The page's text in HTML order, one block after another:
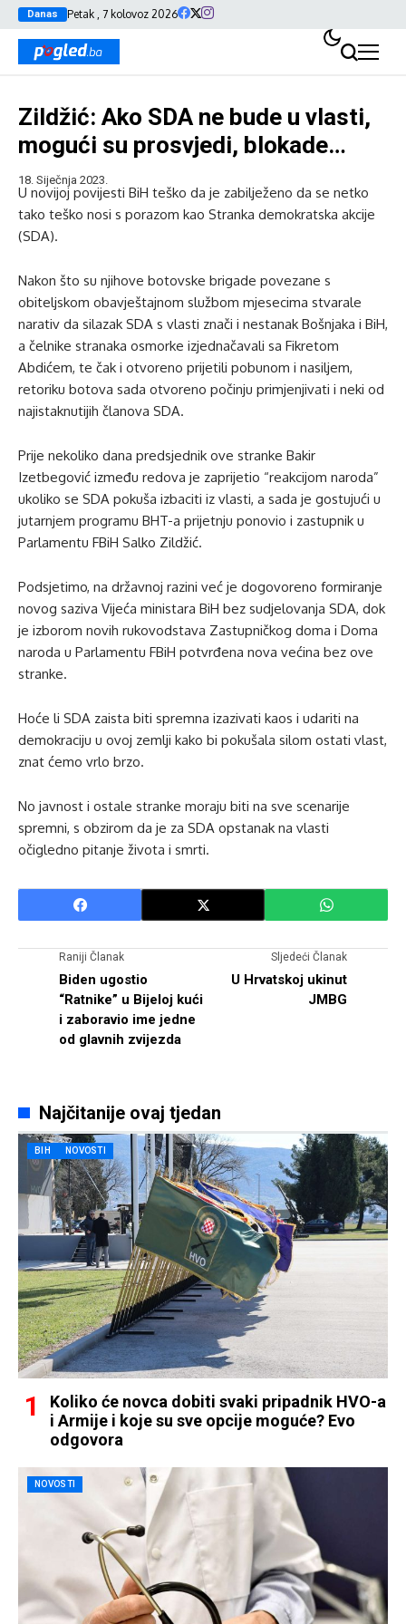
Danas Petak , 7 kolovoz 2026
Zildžić: Ako SDA ne bude u vlasti,
mogući su prosvjedi, blokade…
18. Siječnja 2023.
U novijoj povijesti BiH teško da je zabilježeno da se netko
tako teško nosi s porazom kao Stranka demokratska akcije
(SDA).
Nakon što su njihove botovske brigade povezane s
obiteljskom obavještajnom službom mjesecima stvarale
narativ da silazak SDA s vlasti znači i nestanak Bošnjaka i BiH,
a čelnike stranaka osmorke izjednačavali sa Fikretom
Abdićem, te čak i otvoreno prijetili pobunom i nasiljem,
retoriku botova sada otvoreno počinju primjenjivati i neki od
najistaknutijih članova SDA.
Prije nekoliko dana predsjednik ove stranke Bakir
Izetbegović između redova je zaprijetio “reakcijom naroda”
ukoliko se SDA pokuša izbaciti iz vlasti, a sada je gostujući u
jutarnjem programu BHT-a prijetnju ponovio i zastupnik u
Parlamentu FBiH Salko Zildžić.
Podsjetimo, na državnoj razini već je dogovoreno formiranje
novog saziva Vijeća ministara BiH bez sudjelovanja SDA, dok
je izborom novih rukovodstava Zastupničkog doma i Doma
naroda u Parlamentu FBiH potvrđena nova većina bez ove
stranke.
Hoće li SDA zaista biti spremna izazivati kaos i udariti na
demokraciju u ovoj zemlji kako bi pokušala silom ostati vlast,
znat ćemo vrlo brzo.
No javnost i ostale stranke moraju biti na sve scenarije
spremni, s obzirom da je za SDA opstanak na vlasti
očigledno pitanje života i smrti.
Raniji Članak
Biden ugostio
“Ratnike” u Bijeloj kući
i zaboravio ime jedne
od glavnih zvijezda
Sljedeći Članak
U Hrvatskoj ukinut
JMBG
Najčitanije ovaj tjedan
BIH NOVOSTI
Koliko će novca dobiti svaki pripadnik HVO-a
i Armije i koje su sve opcije moguće? Evo
odgovora
NOVOSTI